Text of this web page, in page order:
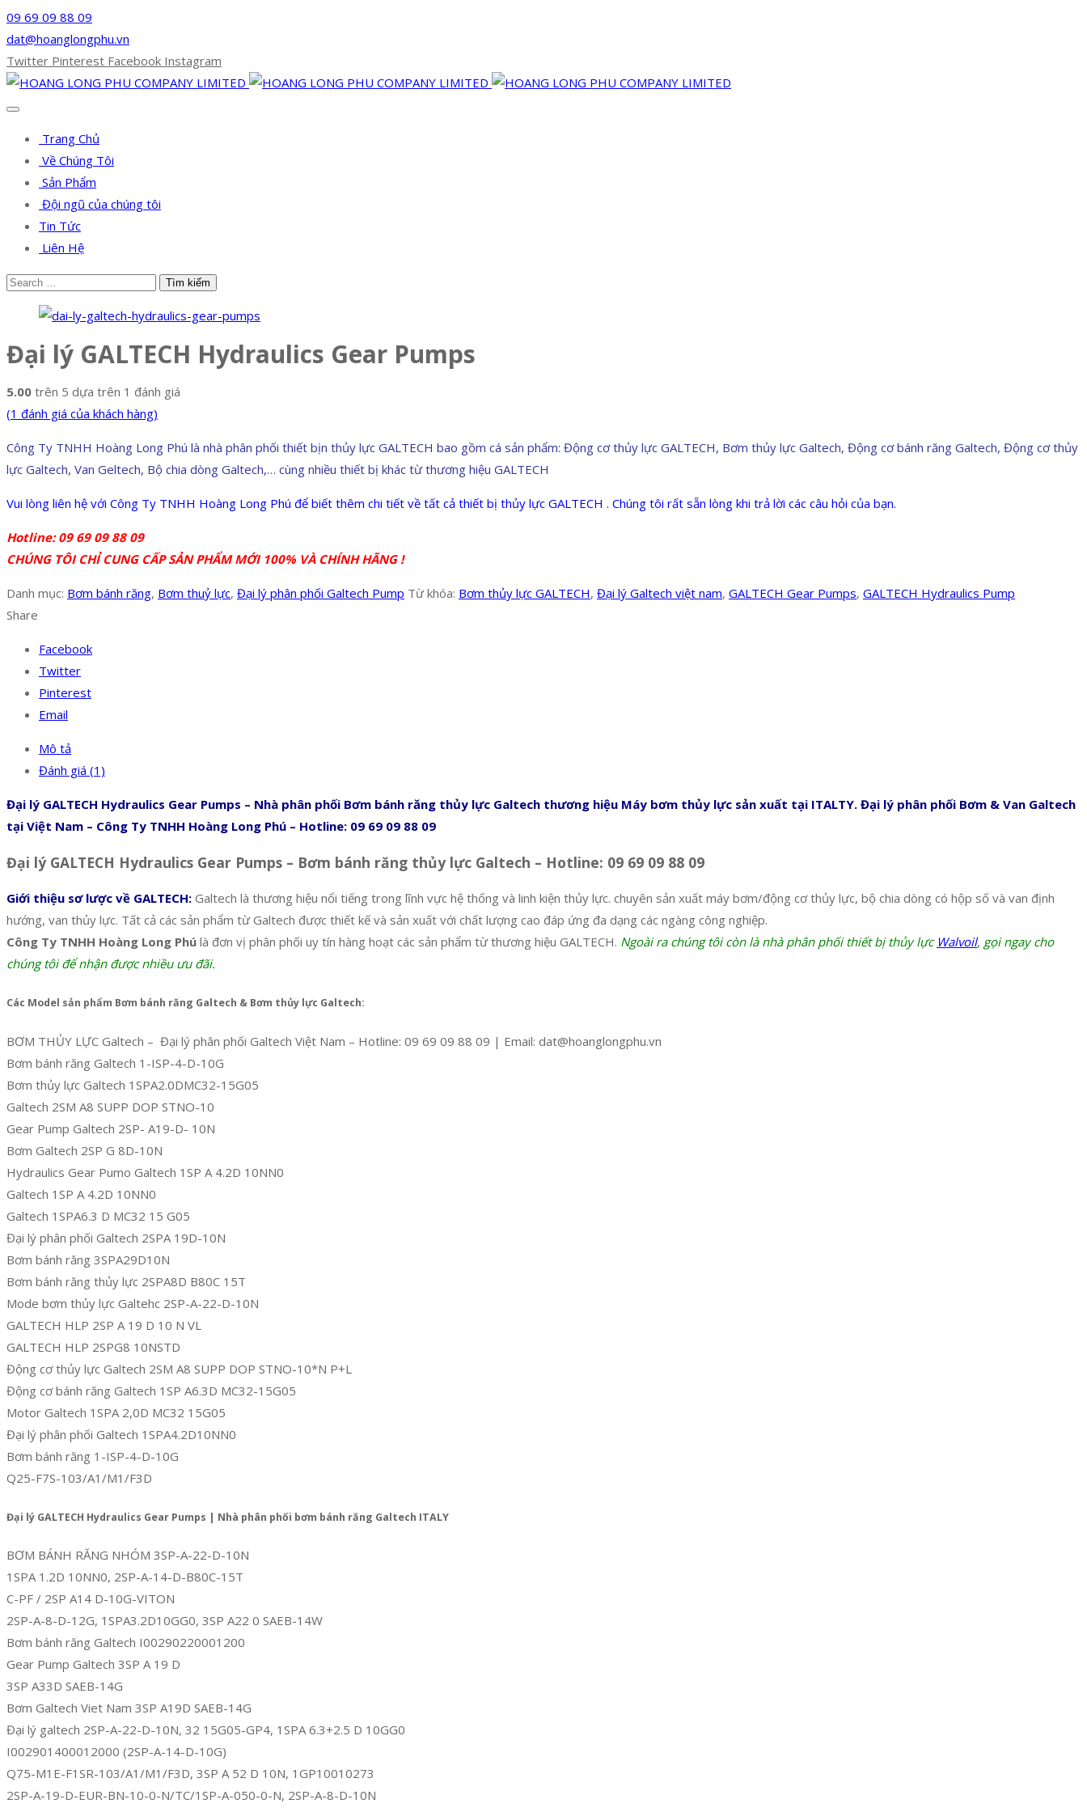
09 69 09 88 09
dat@hoanglongphu.vn
Twitter Pinterest Facebook Instagram
Trang Chủ
Về Chúng Tôi
Sản Phẩm
Đội ngũ của chúng tôi
Tin Tức
Liên Hệ
Đại lý GALTECH Hydraulics Gear Pumps
5.00 trên 5 dựa trên 1 đánh giá
(1 đánh giá của khách hàng)
Công Ty TNHH Hoàng Long Phú là nhà phân phối thiết bịn thủy lực GALTECH bao gồm cá sản phẩm: Động cơ thủy lực GALTECH, Bơm thủy lực Galtech, Động cơ bánh răng Galtech, Động cơ thủy
lực Galtech, Van Geltech, Bộ chia dòng Galtech,… cùng nhiều thiết bị khác từ thương hiệu GALTECH
Vui lòng liên hệ với Công Ty TNHH Hoàng Long Phú để biết thêm chi tiết về tất cả thiết bị thủy lực GALTECH . Chúng tôi rất sẵn lòng khi trả lời các câu hỏi của bạn.
Hotline: 09 69 09 88 09
CHÚNG TÔI CHỈ CUNG CẤP SẢN PHẨM MỚI 100% VÀ CHÍNH HÃNG !
Danh mục: Bơm bánh răng, Bơm thuỷ lực, Đại lý phân phối Galtech Pump Từ khóa: Bơm thủy lực GALTECH, Đại lý Galtech việt nam, GALTECH Gear Pumps, GALTECH Hydraulics Pump
Share
Facebook
Twitter
Pinterest
Email
Mô tả
Đánh giá (1)
Đại lý GALTECH Hydraulics Gear Pumps – Nhà phân phối Bơm bánh răng thủy lực Galtech thương hiệu Máy bơm thủy lực sản xuất tại ITALTY. Đại lý phân phối Bơm & Van Galtech
tại Việt Nam – Công Ty TNHH Hoàng Long Phú – Hotline: 09 69 09 88 09
Đại lý GALTECH Hydraulics Gear Pumps – Bơm bánh răng thủy lực Galtech – Hotline: 09 69 09 88 09
Giới thiệu sơ lược về GALTECH: Galtech là thương hiệu nổi tiếng trong lĩnh vực hệ thống và linh kiện thủy lực. chuyên sản xuất máy bơm/động cơ thủy lực, bộ chia dòng có hộp số và van định
hướng, van thủy lực. Tất cả các sản phẩm từ Galtech được thiết kế và sản xuất với chất lượng cao đáp ứng đa dạng các ngàng công nghiệp.
Công Ty TNHH Hoàng Long Phú là đơn vị phân phối uy tín hàng hoạt các sản phẩm từ thương hiệu GALTECH. Ngoài ra chúng tôi còn là nhà phân phối thiết bị thủy lực Walvoil, gọi ngay cho
chúng tôi để nhận được nhiều ưu đãi.
Các Model sản phẩm Bơm bánh răng Galtech & Bơm thủy lực Galtech:
BƠM THỦY LỰC Galtech – Đại lý phân phối Galtech Việt Nam – Hotline: 09 69 09 88 09 | Email: dat@hoanglongphu.vn
Bơm bánh răng Galtech 1-ISP-4-D-10G
Bơm thủy lực Galtech 1SPA2.0DMC32-15G05
Galtech 2SM A8 SUPP DOP STNO-10
Gear Pump Galtech 2SP- A19-D- 10N
Bơm Galtech 2SP G 8D-10N
Hydraulics Gear Pumo Galtech 1SP A 4.2D 10NN0
Galtech 1SP A 4.2D 10NN0
Galtech 1SPA6.3 D MC32 15 G05
Đại lý phân phối Galtech 2SPA 19D-10N
Bơm bánh răng 3SPA29D10N
Bơm bánh răng thủy lực 2SPA8D B80C 15T
Mode bơm thủy lực Galtehc 2SP-A-22-D-10N
GALTECH HLP 2SP A 19 D 10 N VL
GALTECH HLP 2SPG8 10NSTD
Động cơ thủy lực Galtech 2SM A8 SUPP DOP STNO-10*N P+L
Động cơ bánh răng Galtech 1SP A6.3D MC32-15G05
Motor Galtech 1SPA 2,0D MC32 15G05
Đại lý phân phối Galtech 1SPA4.2D10NN0
Bơm bánh răng 1-ISP-4-D-10G
Q25-F7S-103/A1/M1/F3D
Đại lý GALTECH Hydraulics Gear Pumps | Nhà phân phối bơm bánh răng Galtech ITALY
BƠM BÁNH RĂNG NHÓM 3SP-A-22-D-10N
1SPA 1.2D 10NN0, 2SP-A-14-D-B80C-15T
C-PF / 2SP A14 D-10G-VITON
2SP-A-8-D-12G, 1SPA3.2D10GG0, 3SP A22 0 SAEB-14W
Bơm bánh răng Galtech I00290220001200
Gear Pump Galtech 3SP A 19 D
3SP A33D SAEB-14G
Bơm Galtech Viet Nam 3SP A19D SAEB-14G
Đại lý galtech 2SP-A-22-D-10N, 32 15G05-GP4, 1SPA 6.3+2.5 D 10GG0
I002901400012000 (2SP-A-14-D-10G)
Q75-M1E-F1SR-103/A1/M1/F3D, 3SP A 52 D 10N, 1GP10010273
2SP-A-19-D-EUR-BN-10-0-N/TC/1SP-A-050-0-N, 2SP-A-8-D-10N